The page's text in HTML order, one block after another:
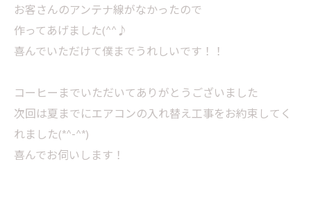
お客さんのアンテナ線がなかったので
作ってあげました(^^♪
喜んでいただけて僕までうれしいです！！
コーヒーまでいただいてありがとうございました
次回は夏までにエアコンの入れ替え工事をお約束してく
れました(*^-^*)
喜んでお伺いします！